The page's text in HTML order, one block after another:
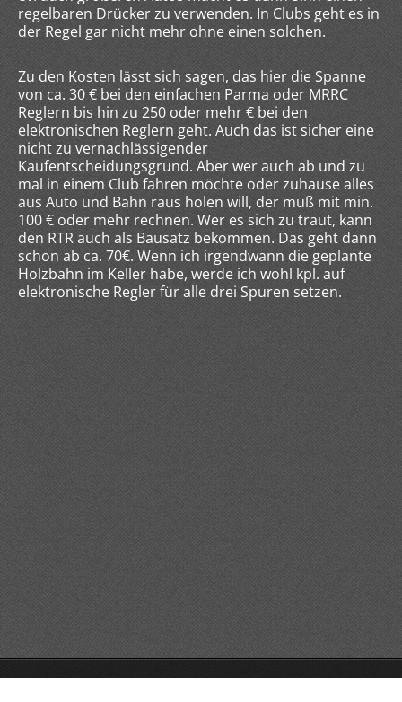
regelbaren Drücker zu verwenden. In Clubs geht es in
der Regel gar nicht mehr ohne einen solchen.
Zu den Kosten lässt sich sagen, das hier die Spanne
von ca. 30 € bei den einfachen Parma oder MRRC
Reglern bis hin zu 250 oder mehr € bei den
elektronischen Reglern geht. Auch das ist sicher eine
nicht zu vernachlässigender
Kaufentscheidungsgrund. Aber wer auch ab und zu
mal in einem Club fahren möchte oder zuhause alles
aus Auto und Bahn raus holen will, der muß mit min.
100 € oder mehr rechnen. Wer es sich zu traut, kann
den RTR auch als Bausatz bekommen. Das geht dann
schon ab ca. 70€. Wenn ich irgendwann die geplante
Holzbahn im Keller habe, werde ich wohl kpl. auf
elektronische Regler für alle drei Spuren setzen.